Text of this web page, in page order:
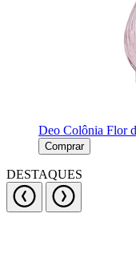
Deo Colônia Flor
Comprar
DESTAQUES